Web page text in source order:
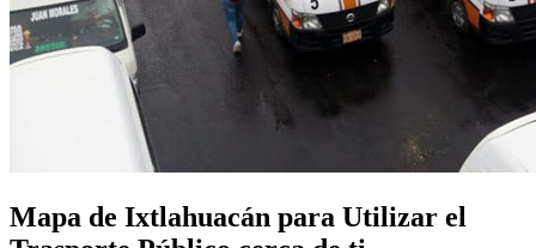
Mapa de Ixtlahuacán para Utilizar el